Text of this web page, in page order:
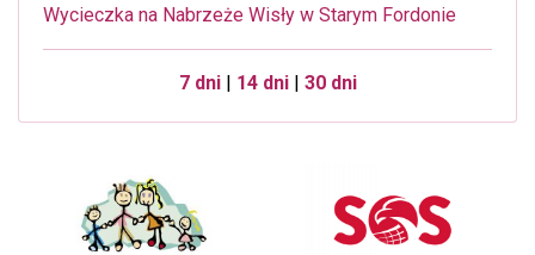
Wycieczka na Nabrzeże Wisły w Starym Fordonie
7 dni| 14 dni| 30 dni